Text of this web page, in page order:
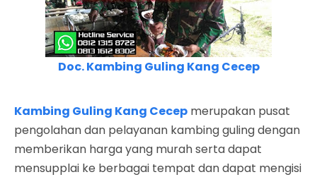
Doc. Kambing Guling Kang Cecep
Kambing Guling Kang Cecep merupakan pusat
pengolahan dan pelayanan kambing guling dengan
memberikan harga yang murah serta dapat
mensupplai ke berbagai tempat dan dapat mengisi